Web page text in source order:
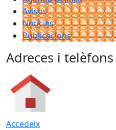
Avisos
Notícies
Publicacions
Adreces i telèfons
Accedeix